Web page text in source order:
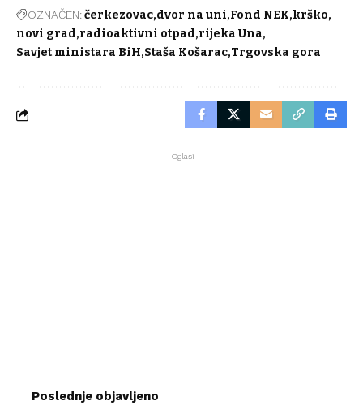
OZNAČEN:čerkezovac dvor na uni Fond NEK krško
novi grad radioaktivni otpad rijeka Una
Savjet ministara BiH Staša Košarac Trgovska gora
- Oglasi-
Poslednje objavljeno